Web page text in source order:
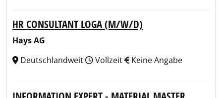
HR CONSULTANT LOGA (M/W/D)
Hays AG
Deutschlandweit
Vollzeit Keine Angabe